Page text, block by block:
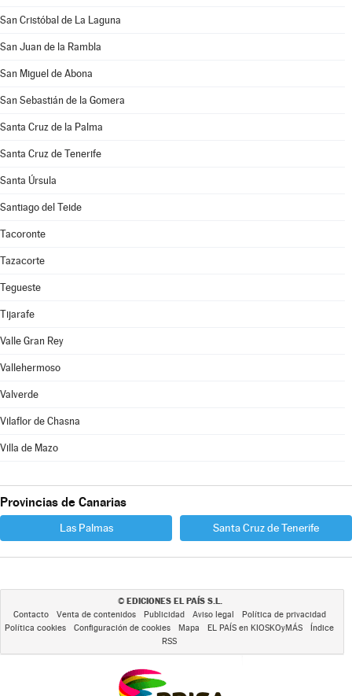
San Cristóbal de La Laguna
San Juan de la Rambla
San Miguel de Abona
San Sebastián de la Gomera
Santa Cruz de la Palma
Santa Cruz de Tenerife
Santa Úrsula
Santiago del Teide
Tacoronte
Tazacorte
Tegueste
Tijarafe
Valle Gran Rey
Vallehermoso
Valverde
Vilaflor de Chasna
Villa de Mazo
Provincias de Canarias
Las Palmas Santa Cruz de Tenerife
© EDICIONES EL PAÍS S.L.
Contacto Venta de contenidos Publicidad Aviso legal
Política de privacidad
Política cookies
Configuración de cookies Mapa EL PAÍS en KIOSKOyMÁS
Índice
RSS